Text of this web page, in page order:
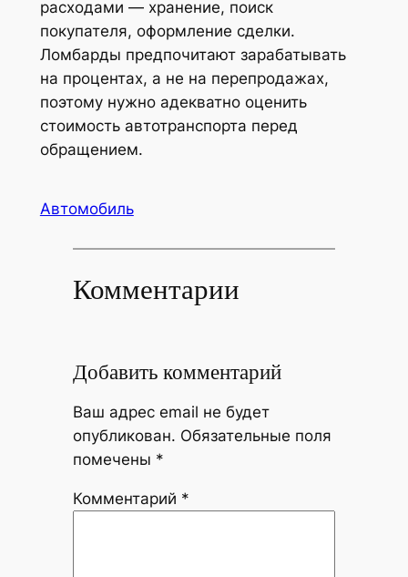
расходами — хранение, поиск
покупателя, оформление сделки.
Ломбарды предпочитают зарабатывать
на процентах, а не на перепродажах,
поэтому нужно адекватно оценить
стоимость автотранспорта перед
обращением.
Автомобиль
Комментарии
Добавить комментарий
Ваш адрес email не будет
опубликован. Обязательные поля
помечены *
Комментарий *